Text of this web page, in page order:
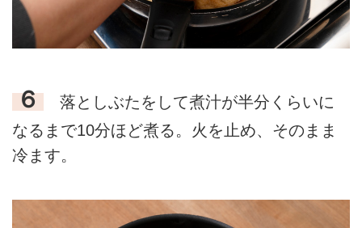
６
落としぶたをして煮汁が半分くらいに
なるまで10分ほど煮る。火を止め、そのまま
冷ます。